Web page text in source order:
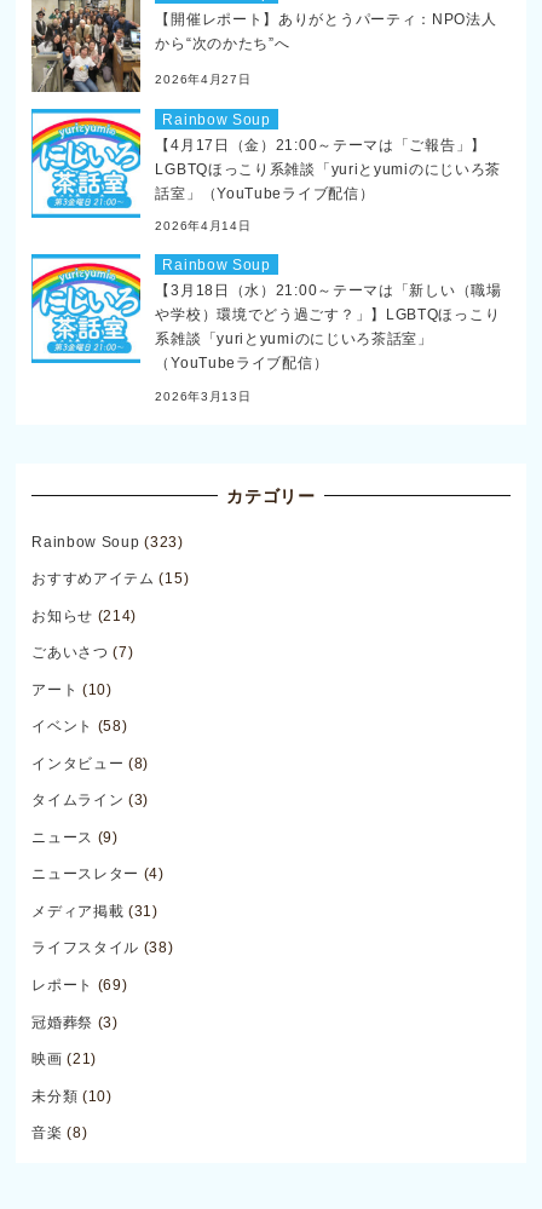
【開催レポート】ありがとうパーティ：NPO法人
から“次のかたち”へ
2026年4月27日
Rainbow Soup
【4月17日（金）21:00～テーマは「ご報告」】
LGBTQほっこり系雑談「yuriとyumiのにじいろ茶
話室」（YouTubeライブ配信）
2026年4月14日
Rainbow Soup
【3月18日（水）21:00～テーマは「新しい（職場
や学校）環境でどう過ごす？」】LGBTQほっこり
系雑談「yuriとyumiのにじいろ茶話室」
（YouTubeライブ配信）
2026年3月13日
カテゴリー
Rainbow Soup (323)
おすすめアイテム (15)
お知らせ (214)
ごあいさつ (7)
アート (10)
イベント (58)
インタビュー (8)
タイムライン (3)
ニュース (9)
ニュースレター (4)
メディア掲載 (31)
ライフスタイル (38)
レポート (69)
冠婚葬祭 (3)
映画 (21)
未分類 (10)
音楽 (8)